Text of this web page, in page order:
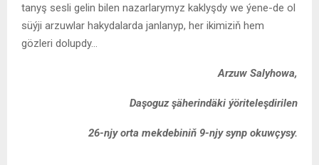
tanyş sesli gelin bilen nazarlarymyz kaklyşdy we ýene-de ol
süýji arzuwlar hakydalarda janlanyp, her ikimiziň hem
gözleri dolupdy…
Arzuw Salyhowa,
Daşoguz şäherindäki ýöriteleşdirilen
26-njy orta mekdebiniň 9-njy synp okuwçysy.